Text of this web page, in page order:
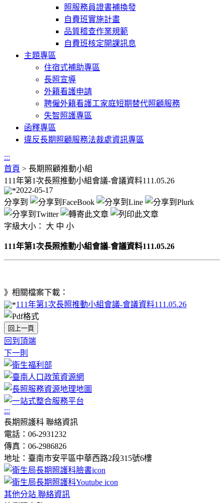
照服務員證書補換發
自費班實施計畫
品質稽查作業規範
自費班核定開課訊息
主題專區
住宿式補助專區
長照宣導
外籍看護申請
聘僱外籍看護工家庭短期替代照顧服務
失智照護專區
函釋專區
違反長期照顧服務法裁處資訊專區
:::
首頁 > 長期照顧推動小組
111年第1次長照推動小組會議-會議資料111.05.26
2022-05-17
分享到
字級大小： 大 中 小
111年第1次長照推動小組會議-會議資料111.05.26
》相關檔案下載：
111年第1次長照推動小組會議-會議資料111.05.26
回上一頁
回到頂端
下一則
:::
長期照護科 聯絡資訊
電話：06-2931232
傳真：06-2986826
地址：臺南市安平區中華西路2段315號6樓
其他分站 聯絡資訊